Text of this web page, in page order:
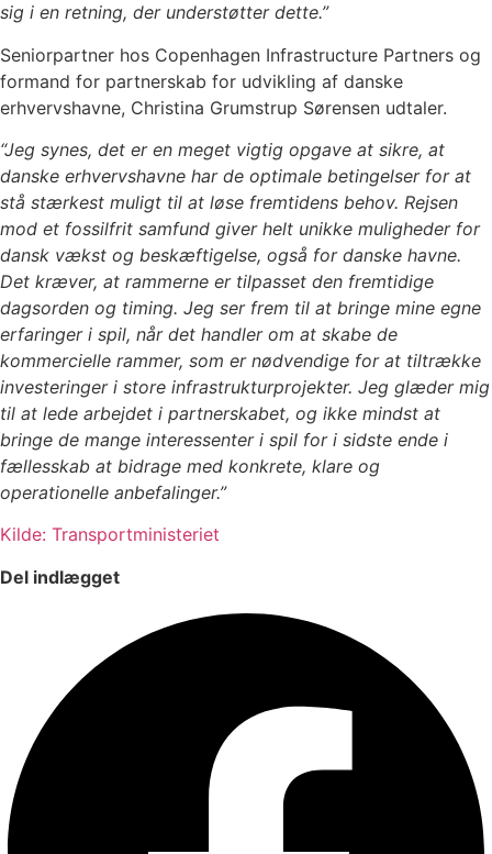
sig i en retning, der understøtter dette.”
Seniorpartner hos Copenhagen Infrastructure Partners og
formand for partnerskab for udvikling af danske
erhvervshavne, Christina Grumstrup Sørensen udtaler.
“Jeg synes, det er en meget vigtig opgave at sikre, at
danske erhvervshavne har de optimale betingelser for at
stå stærkest muligt til at løse fremtidens behov. Rejsen
mod et fossilfrit samfund giver helt unikke muligheder for
dansk vækst og beskæftigelse, også for danske havne.
Det kræver, at rammerne er tilpasset den fremtidige
dagsorden og timing. Jeg ser frem til at bringe mine egne
erfaringer i spil, når det handler om at skabe de
kommercielle rammer, som er nødvendige for at tiltrække
investeringer i store infrastrukturprojekter. Jeg glæder mig
til at lede arbejdet i partnerskabet, og ikke mindst at
bringe de mange interessenter i spil for i sidste ende i
fællesskab at bidrage med konkrete, klare og
operationelle anbefalinger.”
Kilde: Transportministeriet
Del indlægget